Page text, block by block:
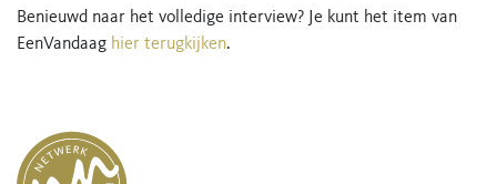
Benieuwd naar het volledige interview? Je kunt het item van
EenVandaag hier terugkijken.